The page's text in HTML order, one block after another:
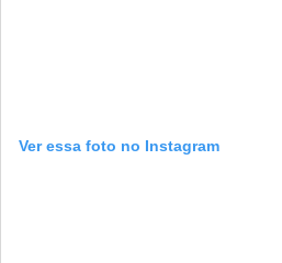
Ver essa foto no Instagram